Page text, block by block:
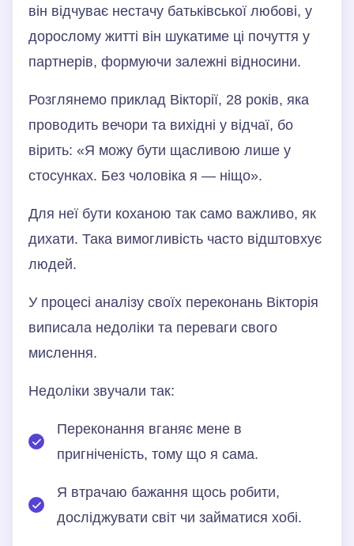
він відчуває нестачу батьківської любові, у
дорослому житті він шукатиме ці почуття у
партнерів, формуючи залежні відносини.
Розглянемо приклад Вікторії, 28 років, яка
проводить вечори та вихідні у відчаї, бо
вірить: «Я можу бути щасливою лише у
стосунках. Без чоловіка я — ніщо».
Для неї бути коханою так само важливо, як
дихати. Така вимогливість часто відштовхує
людей.
У процесі аналізу своїх переконань Вікторія
виписала недоліки та переваги свого
мислення.
Недоліки звучали так:
Переконання вганяє мене в
пригніченість, тому що я сама.
Я втрачаю бажання щось робити,
досліджувати світ чи займатися хобі.